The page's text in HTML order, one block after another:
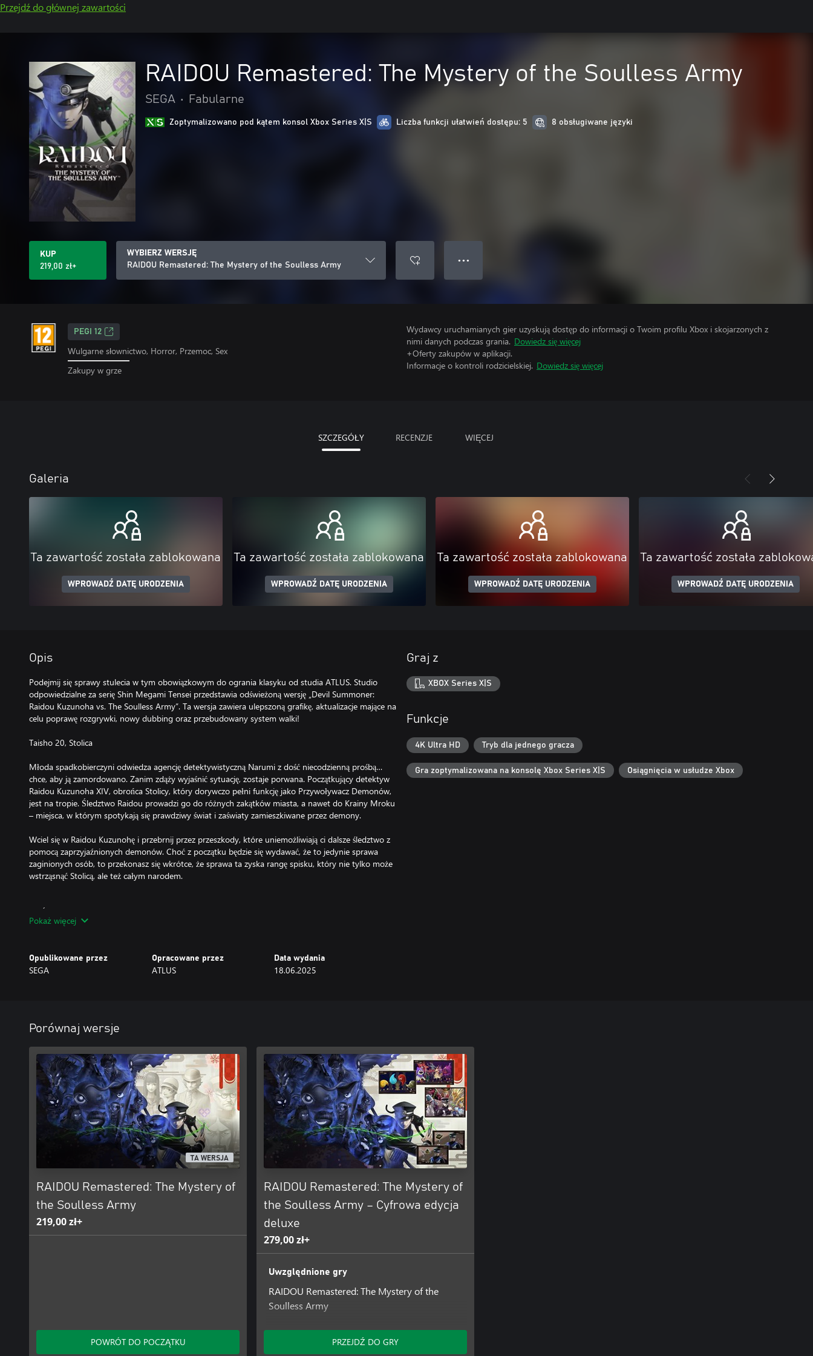
Przejdź do głównej zawartości
RAIDOU Remastered: The Mystery of the Soulless Army
SEGA • Fabularne
Zoptymalizowano pod kątem konsol Xbox Series X|S Liczba funkcji ułatwień dostępu: 5 8 obsługiwane języki
KUP
219,00 zł+
WYBIERZ WERSJĘ
RAIDOU Remastered: The Mystery of the Soulless Army
● ● ●
PEGI 12
Wulgarne słownictwo, Horror, Przemoc, Sex
Zakupy w grze
Wydawcy uruchamianych gier uzyskują dostęp do informacji o Twoim profilu Xbox i skojarzonych z
nimi danych podczas grania. Dowiedz się więcej
+Oferty zakupów w aplikacji.
Informacje o kontroli rodzicielskiej. Dowiedz się więcej
SZCZEGÓŁY RECENZJE WIĘCEJ
Galeria
Ta zawartość została zablokowana
WPROWADŹ DATĘ URODZENIA
Ta zawartość została zablokowana
WPROWADŹ DATĘ URODZENIA
Ta zawartość została zablokowana
WPROWADŹ DATĘ URODZENIA
Ta zawartość została
WPROWADŹ DATĘ URODZENIA
Opis
Podejmij się sprawy stulecia w tym obowiązkowym do ogrania klasyku od studia ATLUS. Studio
odpowiedzialne za serię Shin Megami Tensei przedstawia odświeżoną wersję „Devil Summoner:
Raidou Kuzunoha vs. The Soulless Army”. Ta wersja zawiera ulepszoną grafikę, aktualizacje mające na
celu poprawę rozgrywki, nowy dubbing oraz przebudowany system walki!
Taisho 20, Stolica
Młoda spadkobierczyni odwiedza agencję detektywistyczną Narumi z dość niecodzienną prośbą…
chce, aby ją zamordowano. Zanim zdąży wyjaśnić sytuację, zostaje porwana. Początkujący detektyw
Raidou Kuzunoha XIV, obrońca Stolicy, który dorywczo pełni funkcję jako Przywoływacz Demonów,
jest na tropie. Śledztwo Raidou prowadzi go do różnych zakątków miasta, a nawet do Krainy Mroku
– miejsca, w którym spotykają się prawdziwy świat i zaświaty zamieszkiwane przez demony.
Wciel się w Raidou Kuzunohę i przebrnij przez przeszkody, które uniemożliwiają ci dalsze śledztwo z
pomocą zaprzyjaźnionych demonów. Choć z początku będzie się wydawać, że to jedynie sprawa
zaginionych osób, to przekonasz się wkrótce, że sprawa ta zyska rangę spisku, który nie tylko może
wstrząsnąć Stolicą, ale też całym narodem.
GŁÓWNE CECHY
i audio oraz zaimplementowano ulepszenia systemu walki z myślą o współczesnych konsolach, ale
nie kosztem stylu oryginalnej odsłony. Odświeżony interfejs, pełny dubbing, powiększone
Detektywistyczna przygoda w nadprzyrodzonych klimatach:
Znajdź w sobie duszę detektywa w tej porywającej przygodzie pełnej nadprzyrodzonych zdarzeń i
zachwycających postaci o wielopłaszczyznowych osobowościach. Dotrzyj do prawdy o zmowie
panującej w Stolicy. Jednak nie licz, że nie obędzie się bez nieoczekiwanych zwrotów akcji.
Wykorzystaj moc swojego umysłu oraz demony w swojej dyspozycji, aby nie przeoczyć żadnej
wskazówki.
Zagadka rodem z alternatywnej wersji ery Taisho:
Przemierzaj po historycznych ulicach Tokio w alternatywnych latach 30. XX wieku lub zbadaj
czeluście Krainy Mroku, gdzie będą czekać na ciebie hordy demonów. Do dyspozycji masz ponad
120 demonów, które możesz przywoływać jako swoich sojuszników, ale uważaj, aby nie oddać
Pokaż więcej
Opublikowane przez
SEGA
Opracowane przez
ATLUS
Data wydania
18.06.2025
Graj z
XBOX Series X|S
Funkcje
4K Ultra HD Tryb dla jednego gracza
Gra zoptymalizowana na konsolę Xbox Series X|S Osiągnięcia w usłudze Xbox
Porównaj wersje
TA WERSJA
RAIDOU Remastered: The Mystery of
the Soulless Army
219,00 zł+
POWRÓT DO POCZĄTKU
RAIDOU Remastered: The Mystery of
the Soulless Army – Cyfrowa edycja
deluxe
279,00 zł+
Uwzględnione gry
RAIDOU Remastered: The Mystery of the
Soulless Army
Uwzględnione dodatki
Szkolenia we wsi Kuzunoha
PRZEJDŹ DO GRY